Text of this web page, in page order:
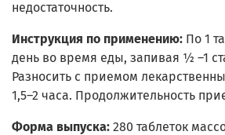
недостаточность.
Инструкция по применению: По 1
день во время еды, запивая ½ –1
Разносить с приемом
1,5–2 часа. Продолжительность
Форма выпуска: 280 таблеток